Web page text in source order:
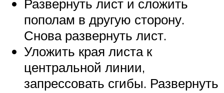
Развернуть лист и сложить
пополам в другую сторону.
Снова развернуть лист.
Уложить края листа к
центральной линии,
запрессовать сгибы. Развернуть